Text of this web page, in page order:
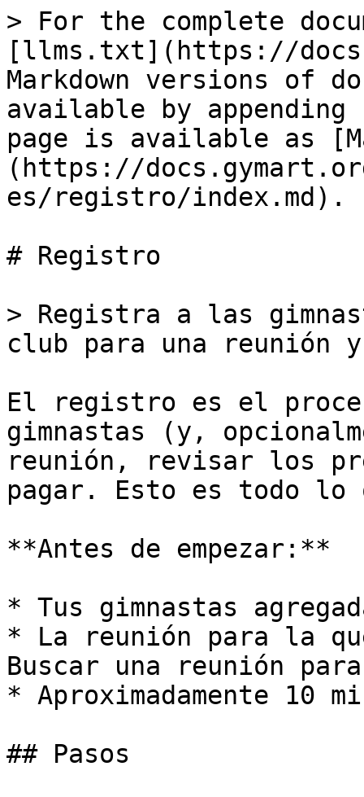
> For the complete
[llms.txt](https://
Markdown versions of
available by
page is available as
(https://
es/registro/index.md).
# Registro
> Registra a las
club para una reunión
El registro es el
gimnastas (y,
reunión, revisar los
pagar. Esto es todo lo
**Antes de empezar:**
* Tus gimnastas
* La reunión para la
Buscar una reunión
* Aproximadamente 10
## Pasos